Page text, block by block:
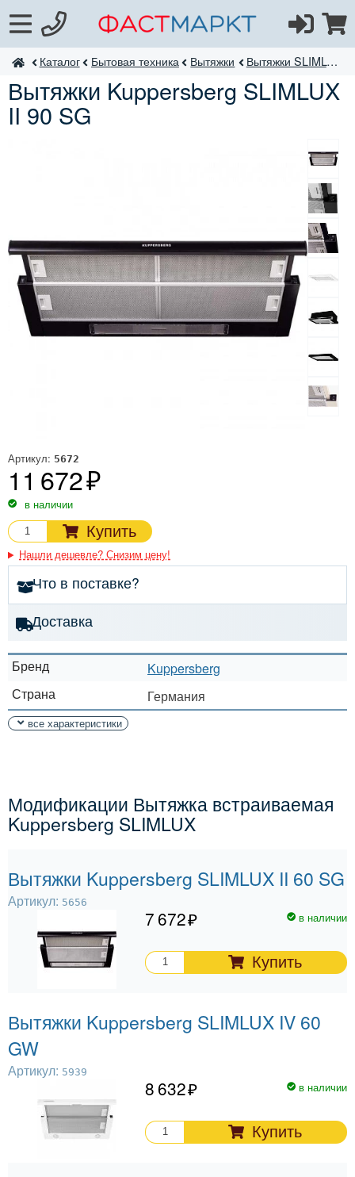
ФастМаркт
Каталог Бытовая техника Вытяжки Вытяжки SLIMLUX
Вытяжки Kuppersberg SLIMLUX
II 90 SG
Бренд
Kuppersberg
Страна
Германия
все характеристики
Артикул: 5672
11 672
в наличии
Купить
Нашли дешевле? Снизим цену!
Что в поставке?
Доставка
Модификации Вытяжка встраиваемая
Kuppersberg SLIMLUX
Вытяжки Kuppersberg SLIMLUX II 60 SG
Артикул: 5656
7 672 в наличии
Купить
Вытяжки Kuppersberg SLIMLUX IV 60
GW
Артикул: 5939
8 632 в наличии
Купить